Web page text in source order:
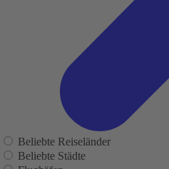
Beliebte Reiseländer
Beliebte Städte